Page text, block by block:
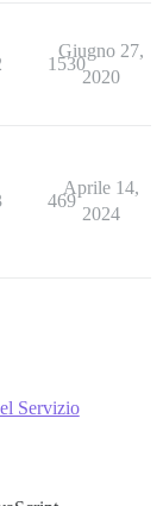
1530
Giugno 27,
2020
469
Aprile 14,
2024
Servizio